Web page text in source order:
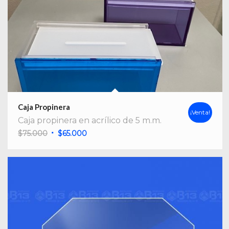
Caja Propinera
Caja propinera en acrílico de 5 m.m.
$75.000 El
original
$65.000El
actual
¡Venta!